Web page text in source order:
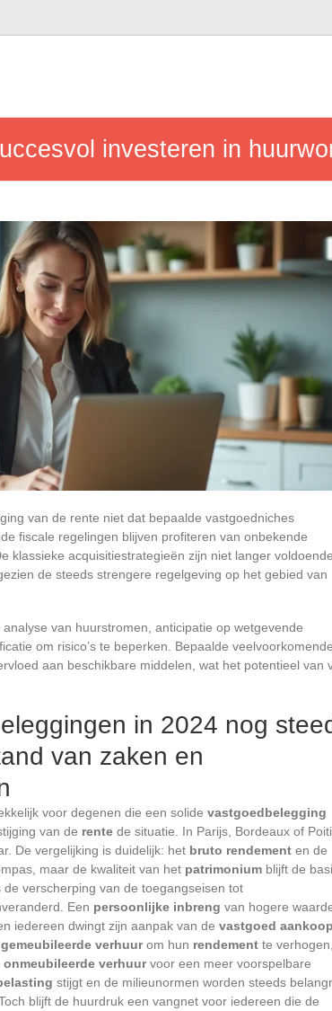
investeren in
van de rente niet dat bepaalde vastgoedniches
fiscale regelingen blijven profiteren van onbekende
klassieke acquisitiestrategieën zijn niet langer
de steeds strengere regelgeving op het gebied van
van huurstromen, anticipatie op wetgevende
om risico’s te beperken. Bepaalde veelvoorkomende
aan beschikbare middelen, wat het potentieel van
in 2024 nog
van zaken en
voor degenen die een solide vastgoedbelegging
van de rente de situatie. In Parijs, Bordeaux of
De vergelijking is duidelijk: het bruto rendement en de
maar de kwaliteit van het patrimonium blijft de
verscherping van de toegangseisen tot
Een persoonlijke inbreng van hogere
iedereen dwingt zijn aanpak van de vastgoed aankoop
gemeubileerde verhuurom hun rendement te verhogen,
onmeubileerde verhuurvoor een meer voorspelbare
stijgt en de milieunormen worden steeds
Toch blijft de huurdruk een vangnet voor iedereen die de